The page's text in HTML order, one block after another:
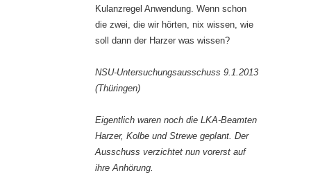
Kulanzregel Anwendung. Wenn schon
die zwei, die wir hörten, nix wissen, wie
soll dann der Harzer was wissen?
NSU-Untersuchungsausschuss 9.1.2013
(Thüringen)
Eigentlich waren noch die LKA-Beamten
Harzer, Kolbe und Strewe geplant. Der
Ausschuss verzichtet nun vorerst auf
ihre Anhörung.